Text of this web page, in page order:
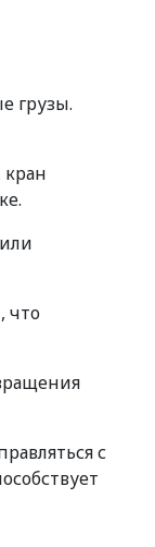
грузы.
что
с